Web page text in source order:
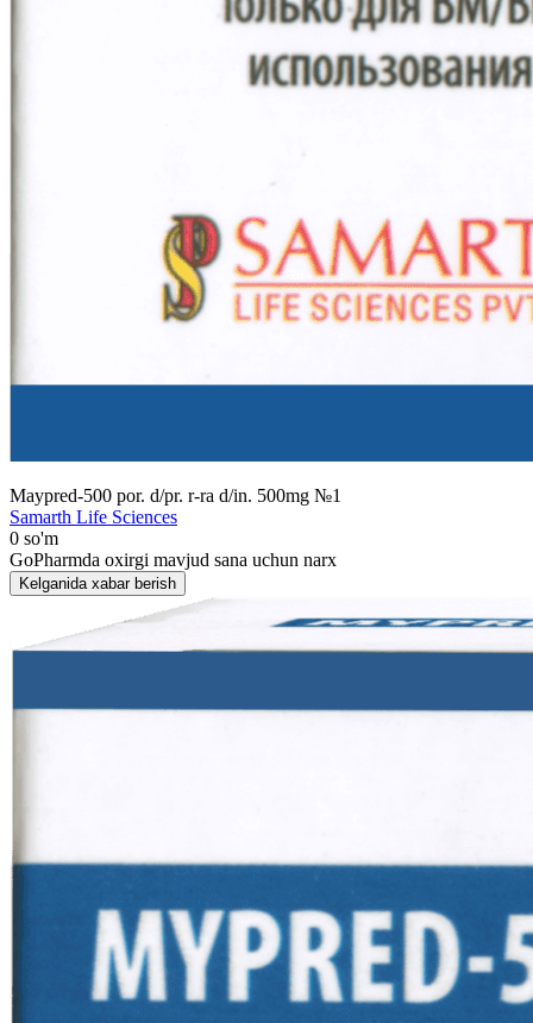
Maypred-500 por. d/pr. r-ra d/in. 500mg №1
Samarth Life Sciences
0 so'm
GoPharmda oxirgi mavjud sana uchun narx
Kelganida xabar berish